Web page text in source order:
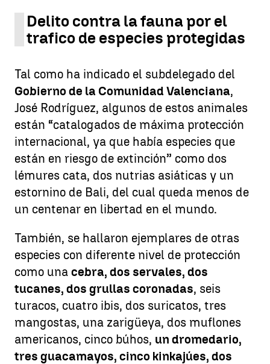
Delito contra la fauna por el
trafico de especies protegidas
Tal como ha indicado el subdelegado del
Gobierno de la Comunidad Valenciana,
José Rodríguez, algunos de estos animales
están “catalogados de máxima protección
internacional, ya que había especies que
están en riesgo de extinción” como dos
lémures cata, dos nutrias asiáticas y un
estornino de Bali, del cual queda menos de
un centenar en libertad en el mundo.
También, se hallaron ejemplares de otras
especies con diferente nivel de protección
como una cebra, dos servales, dos
tucanes, dos grullas coronadas, seis
turacos, cuatro ibis, dos suricatos, tres
mangostas, una zarigüeya, dos muflones
americanos, cinco búhos, un dromedario,
tres guacamayos, cinco kinkajúes, dos